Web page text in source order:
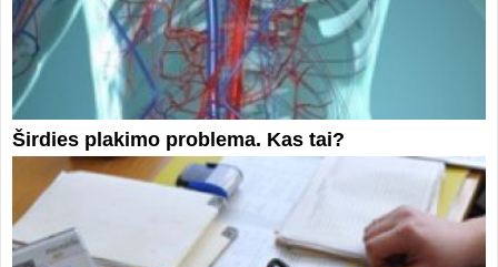
Širdies plakimo problema. Kas tai?